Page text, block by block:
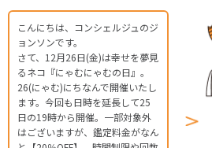
こんにちは、コンシェルジュのジ
ョンソンです。
さて、12月26日(金)は幸せを夢見
るネコ『にゃむにゃむの日』。
26(にゃむ)にちなんで開催いたし
ます。今回も日時を延長して25
日の19時から開催。一部対象外
はございますが、鑑定料金がなん